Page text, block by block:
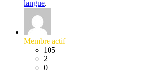
langue.
Membre actif
105
2
0